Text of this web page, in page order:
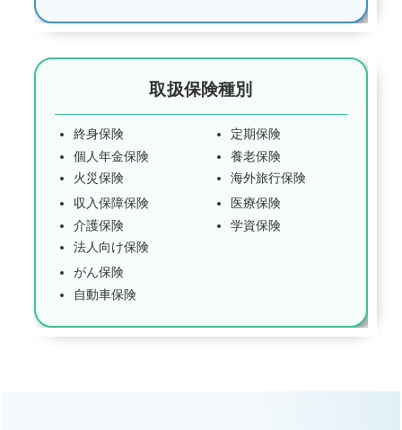
取扱保険種別
終身保険
個人年金保険
火災保険
定期保険
養老保険
海外旅行保険
収入保障保険
介護保険
法人向け保険
医療保険
学資保険
がん保険
自動車保険